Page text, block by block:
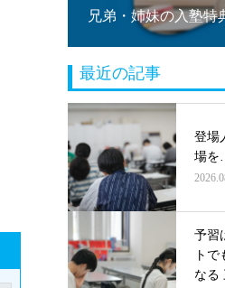
兄弟・姉妹の入塾特
最近の記事
登場
場を…
予習
ト
なる